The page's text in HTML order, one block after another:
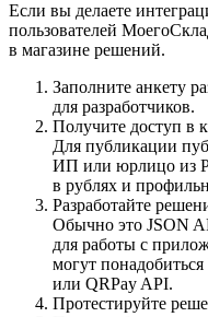
Если вы делаете
пользователей
в магазине решений.
Заполните анкету
для разработчиков.
Получите доступ в
Для публикации
ИП или юрлицо из
в рублях и
Разработайте
Обычно это JSON
для работы с
могут
или QRPay API.
Протестируйте